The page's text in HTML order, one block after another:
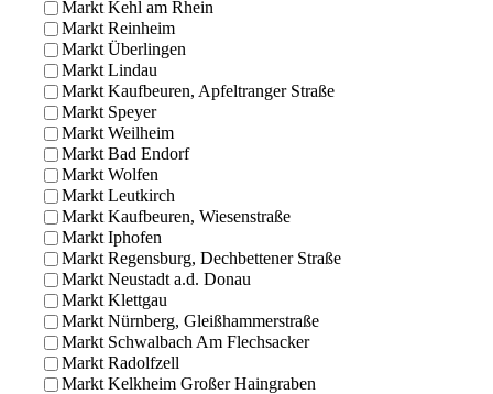
Markt Kehl am Rhein
Markt Reinheim
Markt Überlingen
Markt Lindau
Markt Kaufbeuren, Apfeltranger Straße
Markt Speyer
Markt Weilheim
Markt Bad Endorf
Markt Wolfen
Markt Leutkirch
Markt Kaufbeuren, Wiesenstraße
Markt Iphofen
Markt Regensburg, Dechbettener Straße
Markt Neustadt a.d. Donau
Markt Klettgau
Markt Nürnberg, Gleißhammerstraße
Markt Schwalbach Am Flechsacker
Markt Radolfzell
Markt Kelkheim Großer Haingraben